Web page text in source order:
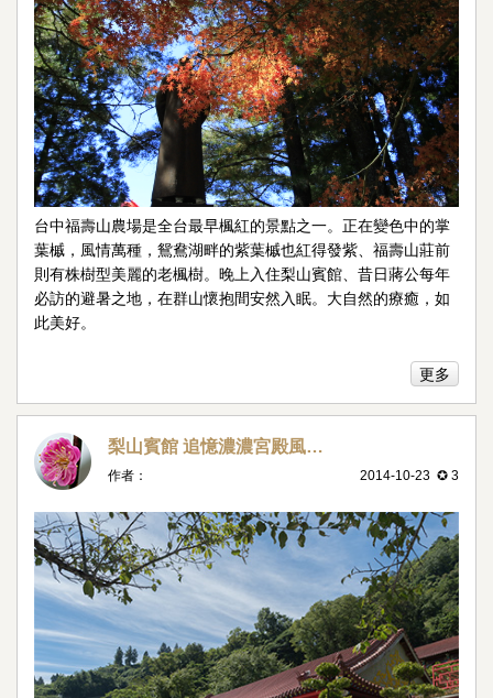
台中福壽山農場是全台最早楓紅的景點之一。正在變色中的掌
葉槭，風情萬種，鴛鴦湖畔的紫葉槭也紅得發紫、福壽山莊前
則有株樹型美麗的老楓樹。晚上入住梨山賓館、昔日蔣公每年
必訪的避暑之地，在群山懷抱間安然入眠。大自然的療癒，如
此美好。
更多
梨山賓館 追憶濃濃宮殿風…
2014-10-23 ✪ 3
作者：